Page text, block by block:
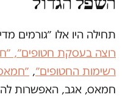
תחילה היו אלו ״גורמים
רוצה בעסקת חטופים״,
רשימות החטופים״,
חמאס, אגב, האפשרות